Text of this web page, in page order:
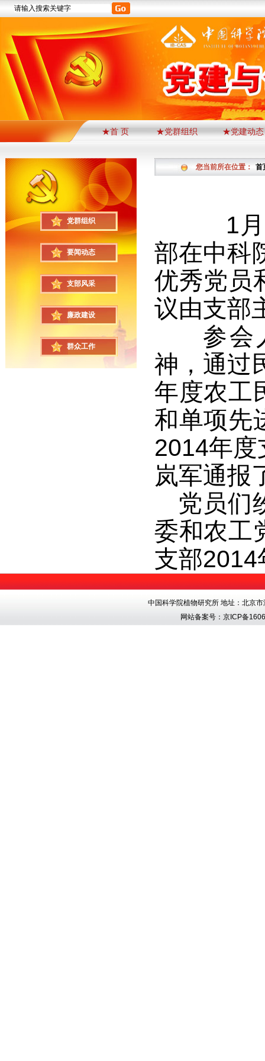
★首 页 ★党群组织 ★党建动态
党群组织
要闻动态
支部风采
廉政建设
群众工作
您当前所在位置： 首
1 月
部在中科
优秀党员
议由支部
参会
神，通过
年度农工
和单项先
2014年度
岚军通报
党员们
委和农工
支部2014
中国科学院植物研究所 地址：北京
网站备案号：京ICP备